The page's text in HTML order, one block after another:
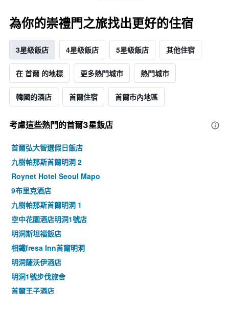
為你的崇禮門之旅找出更好的住宿
3星級飯店 4星級飯店 5星級飯店 其他住宿
在 首爾 的地標 更多熱門城市 熱門城市
韓國的酒店 首爾住宿 首爾市內地區
考慮這些熱門的首爾3星​飯店
首爾弘大智選假日飯店
九樹帕那斯首爾明洞 2
Roynet Hotel Seoul Mapo
9布里克酒店
九樹帕那斯首爾明洞 1
空中花園酒店明洞1號店
明洞斯坦福飯店
相鐵fresa Inn首爾明洞
明洞薩沃伊酒店
明洞1號步伐旅舍
首爾王子酒店